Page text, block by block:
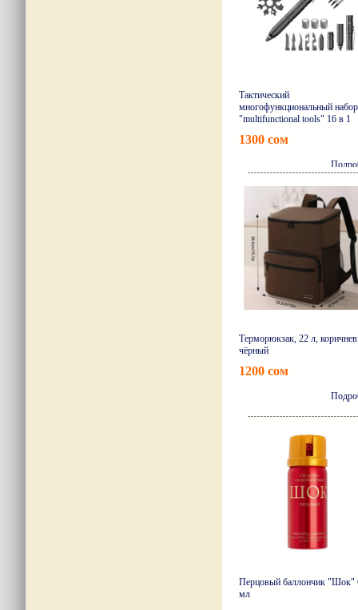
Тактический
многофункциональный набор
"multifunctional tools" 16 в 1
1300 сом
Терморюкзак, 22 л,
чёрный
1200 сом
Перцовый баллончик "Шок"
мл